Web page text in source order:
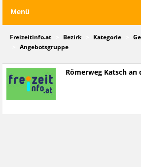
Menü
Freizeitinfo.at Bezirk Kategorie
Angebotsgruppe
Römerweg Katsch an